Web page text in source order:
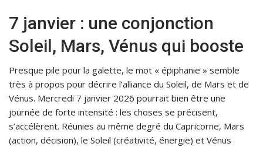
7 janvier : une conjonction
Soleil, Mars, Vénus qui booste
Presque pile pour la galette, le mot « épiphanie » semble
très à propos pour décrire l’alliance du Soleil, de Mars et de
Vénus. Mercredi 7 janvier 2026 pourrait bien être une
journée de forte intensité : les choses se précisent,
s’accélèrent. Réunies au même degré du Capricorne, Mars
(action, décision), le Soleil (créativité, énergie) et Vénus